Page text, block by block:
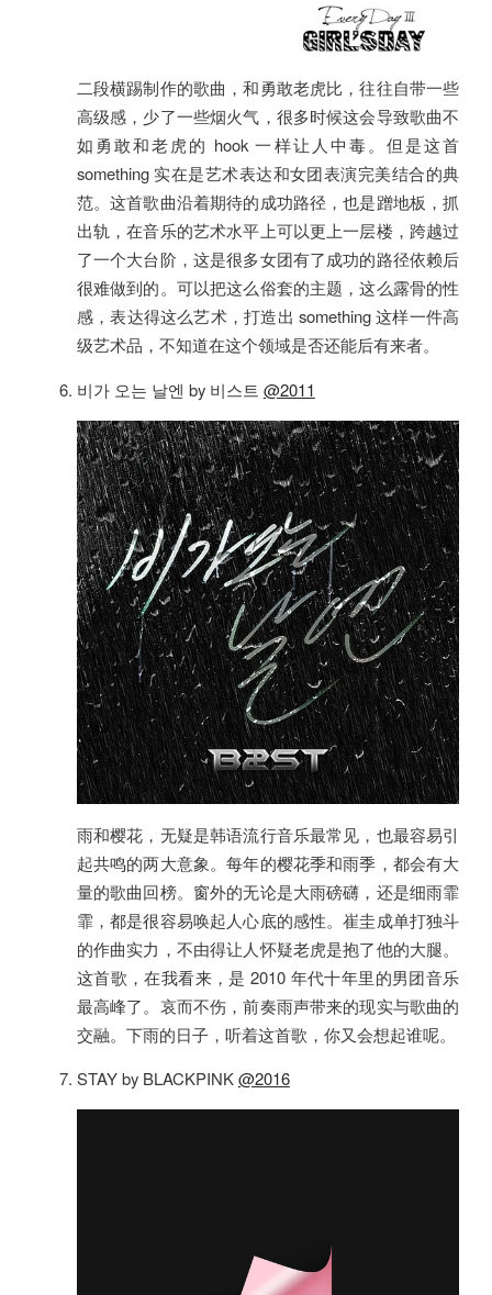
二段横踢制作的歌曲，和勇敢老虎比，往往自带一些
高级感，少了一些烟火气，很多时候这会导致歌曲不
如勇敢和老虎的 hook 一样让人中毒。但是这首
something 实在是艺术表达和女团表演完美结合的典
范。这首歌曲沿着期待的成功路径，也是蹭地板，抓
出轨，在音乐的艺术水平上可以更上一层楼，跨越过
了一个大台阶，这是很多女团有了成功的路径依赖后
很难做到的。可以把这么俗套的主题，这么露骨的性
感，表达得这么艺术，打造出 something 这样一件高
级艺术品，不知道在这个领域是否还能后有来者。
비가 오는 날엔 by 비스트 @2011
雨和樱花，无疑是韩语流行音乐最常见，也最容易引
起共鸣的两大意象。每年的樱花季和雨季，都会有大
量的歌曲回榜。窗外的无论是大雨磅礴，还是细雨霏
霏，都是很容易唤起人心底的感性。崔圭成单打独斗
的作曲实力，不由得让人怀疑老虎是抱了他的大腿。
这首歌，在我看来，是 2010 年代十年里的男团音乐
最高峰了。哀而不伤，前奏雨声带来的现实与歌曲的
交融。下雨的日子，听着这首歌，你又会想起谁呢。
STAY by BLACKPINK@2016